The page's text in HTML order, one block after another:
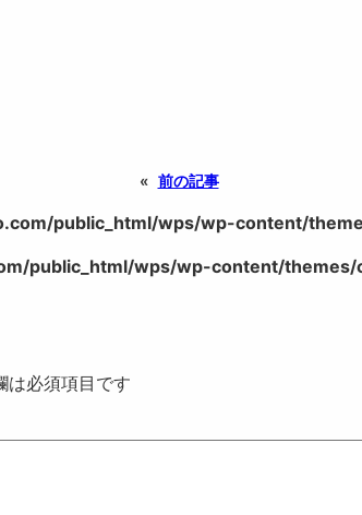
« 前の記事
public_html/wps/wp-content/
public_html/wps/wp-content/
は必須項目です